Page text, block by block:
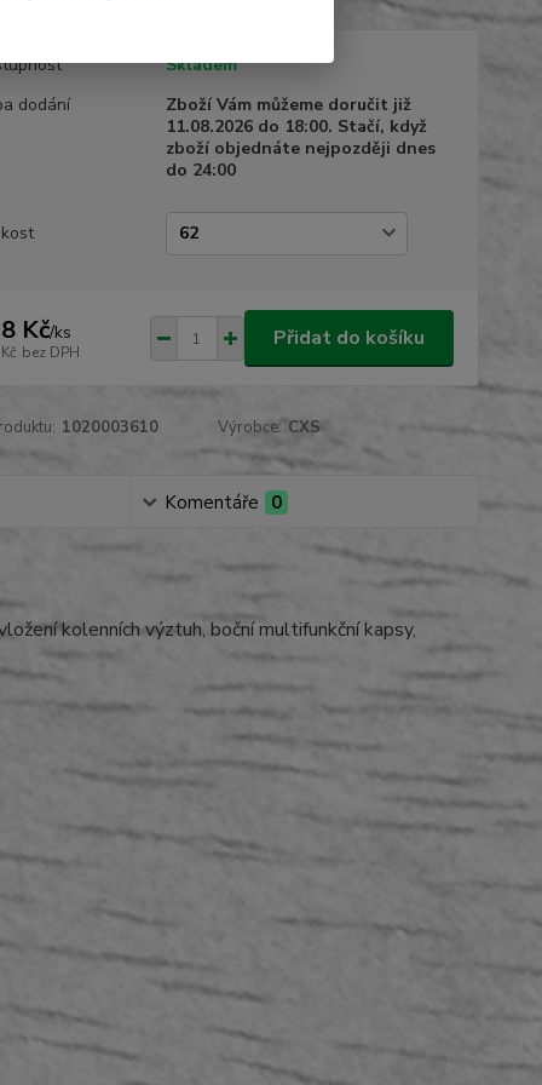
Skladem
dodání
Zboží Vám můžeme doručit již
11.08.2026 do 18:00. Stačí, když
zboží objednáte nejpozději dnes
do 24:00
Kč/ks
bez DPH
Přidat do košíku
1020003610 Výrobce: CXS
Komentáře 0
kolenních výztuh, boční multifunkční kapsy,